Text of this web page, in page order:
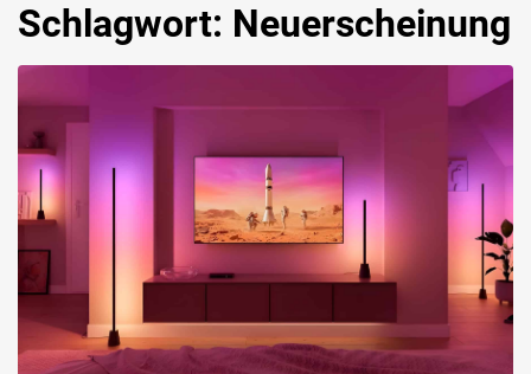
Schlagwort: Neuerscheinung